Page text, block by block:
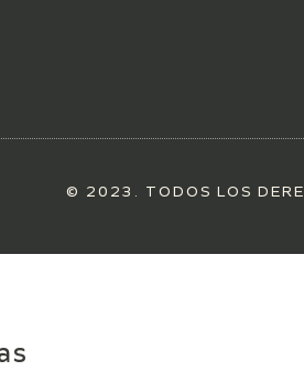
© 2023. TODOS LOS